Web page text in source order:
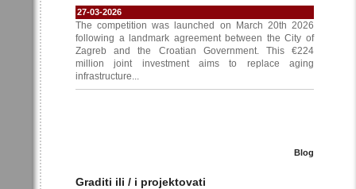
27-03-2026
The competition was launched on March 20th 2026
following a landmark agreement between the City of
Zagreb and the Croatian Government. This €224
million joint investment aims to replace aging
infrastructure...
Blog
Graditi ili / i projektovati